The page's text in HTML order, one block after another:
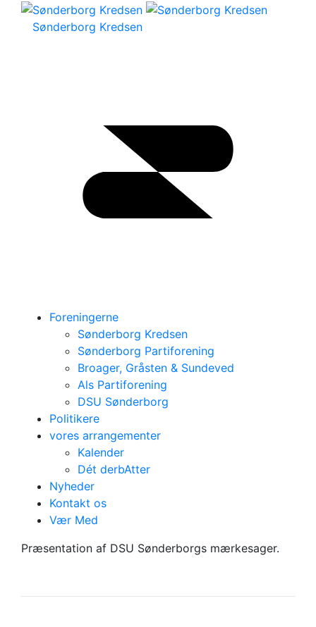
Sønderborg Kredsen
Foreningerne
Sønderborg Kredsen
Sønderborg Partiforening
Broager, Gråsten & Sundeved
Als Partiforening
DSU Sønderborg
Politikere
vores arrangementer
Kalender
Dét derbAtter
Nyheder
Kontakt os
Vær Med
Mærkesager
Præsentation af DSU Sønderborgs mærkesager.